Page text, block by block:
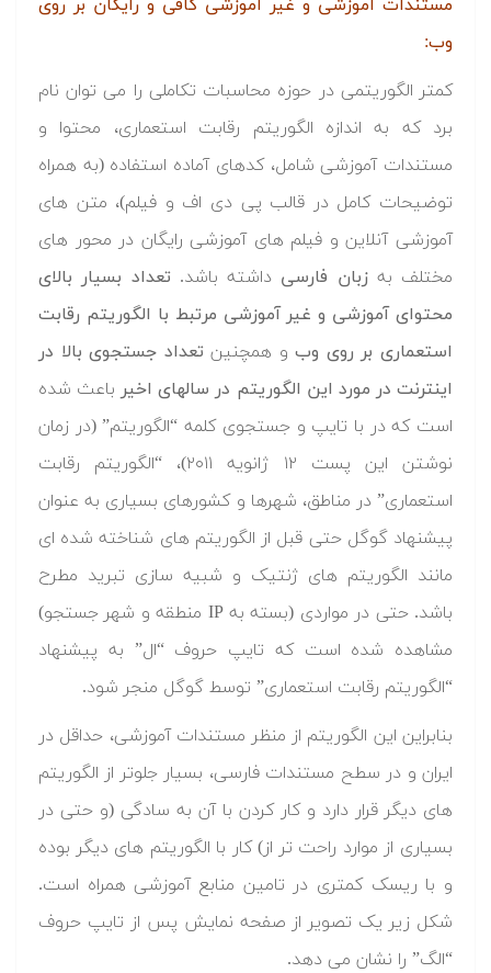
مستندات آموزشی و غیر آموزشی کافی و رایگان بر روی
وب:
کمتر الگوریتمی در حوزه محاسبات تکاملی را می توان نام
برد که به اندازه الگوریتم رقابت استعماری، محتوا و
مستندات آموزشی شامل، کدهای آماده استفاده (به همراه
توضیحات کامل در قالب پی دی اف و فیلم)، متن های
آموزشی آنلاین و فیلم های آموزشی رایگان در محور های
مختلف بهزبان فارسی داشته باشد.تعداد بسیار بالای
محتوای آموزشی و غیر آموزشی مرتبط با الگوریتم رقابت
استعماری بر روی وبو همچنینتعداد جستجوی بالا در
اینترنت در مورد این الگوریتم در سالهای اخیر باعث شده
است که در با تایپ و جستجوی کلمه “الگوریتم” (در زمان
نوشتن این پست ۱۲ ژانویه ۲۰۱۱)، “الگوریتم رقابت
استعماری” در مناطق، شهرها و کشورهای بسیاری به عنوان
پیشنهاد گوگل حتی قبل از الگوریتم های شناخته شده ای
مانند الگوریتم های ژنتیک و شبیه سازی تبرید مطرح
باشد. حتی در مواردی (بسته به IP منطقه و شهر جستجو)
مشاهده شده است که تایپ حروف “ال” به پیشنهاد
“الگوریتم رقابت استعماری” توسط گوگل منجر شود.
بنابراین این الگوریتم از منظر مستندات آموزشی، حداقل در
ایران و در سطح مستندات فارسی، بسیار جلوتر از الگوریتم
های دیگر قرار دارد و کار کردن با آن به سادگی (و حتی در
بسیاری از موارد راحت تر از) کار با الگوریتم های دیگر بوده
و با ریسک کمتری در تامین منابع آموزشی همراه است.
شکل زیر یک تصویر از صفحه نمایش پس از تایپ حروف
“الگ” را نشان می دهد.